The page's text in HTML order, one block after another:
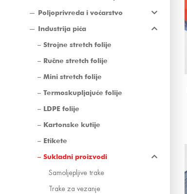
Poljoprivreda i voćarstvo
Industrija pića
Strojne stretch folije
Ručne stretch folije
Mini stretch folije
Termoskupljajuće folije
LDPE folije
Kartonske kutije
Etikete
Sukladni proizvodi
Samoljepljive trake
Trake za vezanje